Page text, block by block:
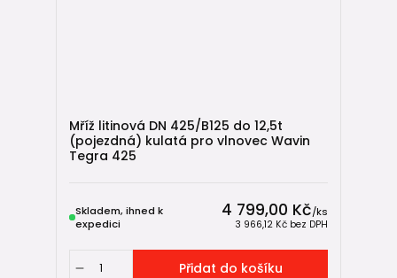
Mříž litinová DN 425/B125 do 12,5t
(pojezdná) kulatá pro vlnovec Wavin
Tegra 425
4 799,00 Kč/ks
3 966,12 Kč bez DPH
Skladem, ihned k
expedici
Přidat do košíku